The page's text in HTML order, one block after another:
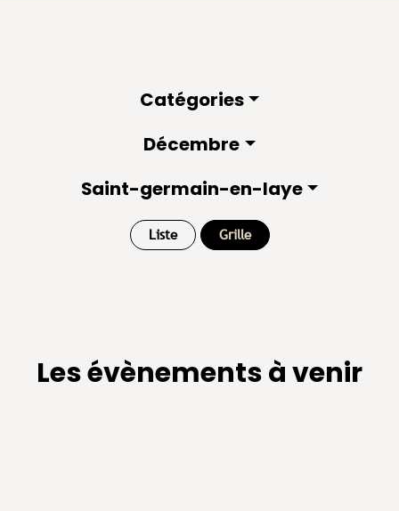
Catégories
Décembre
Saint-germain-en-laye
Liste Grille
Les évènements à venir